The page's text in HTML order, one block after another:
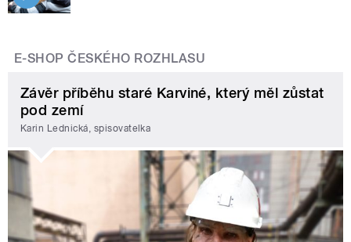
E-SHOP ČESKÉHO ROZHLASU
Závěr příběhu staré Karviné, který měl zůstat
pod zemí
Karin Lednická, spisovatelka